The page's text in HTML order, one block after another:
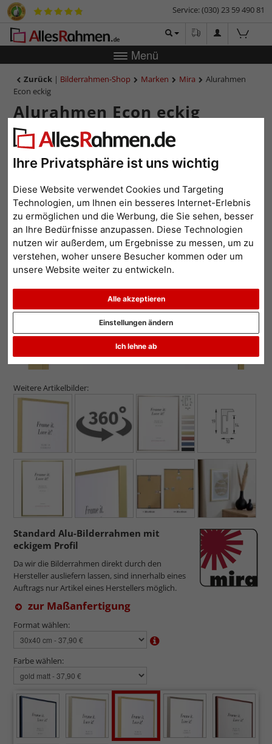
Ihre Privatsphäre ist uns wichtig
Diese Website verwendet Cookies und Targeting
Technologien, um Ihnen ein besseres Internet-Erlebnis
zu ermöglichen und die Werbung, die Sie sehen, besser
an Ihre Bedürfnisse anzupassen. Diese Technologien
nutzen wir außerdem, um Ergebnisse zu messen, um zu
verstehen, woher unsere Besucher kommen oder um
unsere Website weiter zu entwickeln.
Alle akzeptieren
Ich lehne ab
Einstellungen ändern
Service: (030) 23 59 490 81
Menü
Zurück | Bilderrahmen-Shop Marken Mira
Alurahmen
Econ eckig
Alurahmen Econ eckig
Zurück
Weitere Artikelbilder:
Standard Alu-Bilderrahmen mit
eckigem Profil
Da wir die Bilderrahmen direkt durch den
Hersteller ausliefern lassen, sind innerhalb eines
Auftrags nur Artikel eines Herstellers möglich.
zur Maßanfertigung
Format wählen:
Farbe wählen: